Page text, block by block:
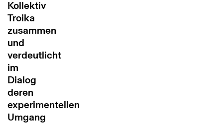
Kollektiv
Troika
zusammen
und
verdeutlicht
im
Dialog
deren
experimentellen
Umgang